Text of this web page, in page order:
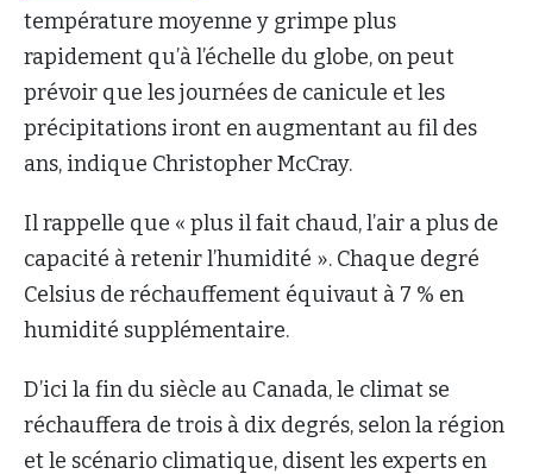
température moyenne y grimpe plus
rapidement qu’à l’échelle du globe, on peut
prévoir que les journées de canicule et les
précipitations iront en augmentant au fil des
ans, indique Christopher McCray.
Il rappelle que « plus il fait chaud, l’air a plus de
capacité à retenir l’humidité ». Chaque degré
Celsius de réchauffement équivaut à 7 % en
humidité supplémentaire.
D’ici la fin du siècle au Canada, le climat se
réchauffera de trois à dix degrés, selon la région
et le scénario climatique, disent les experts en